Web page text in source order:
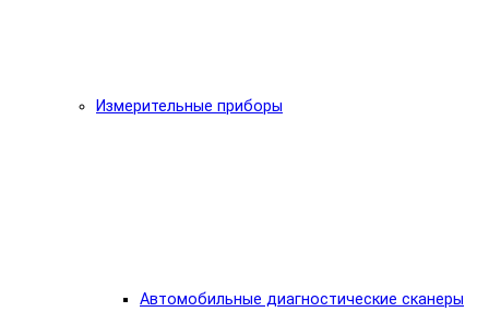
Измерительные приборы
Автомобильные диагностические сканеры